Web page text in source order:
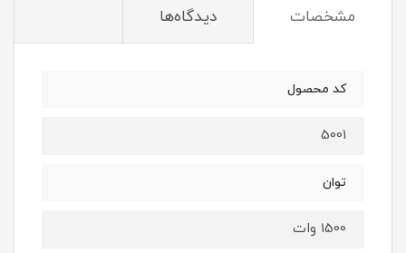
مشخصات دیدگاه‌ها
کد محصول
5001
توان
1500 وات